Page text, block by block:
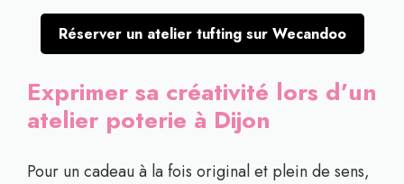
Réserver un atelier tufting sur Wecandoo
Exprimer sa créativité lors d’un
atelier poterie à Dijon
Pour un cadeau à la fois original et plein de sens,